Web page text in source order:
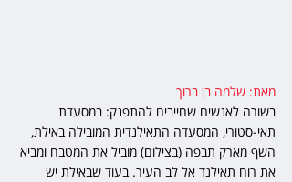
מאת: שלמה בן ברוך
בשורה לאנשים שחייבים להתפנק: במסעדת
תאי-סטורי, המסעדה התאילנדית המובילה באילת,
השף מארק תבפה (בצילום) מוביל את המטבח ומביא
את רוח תאילנד אל לב העיר. בעוד שבאילת יש